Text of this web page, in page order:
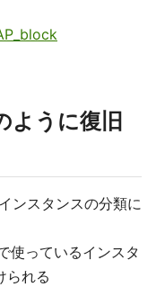
ように復旧
ンスタンスの分類に
使っているインスタ
られる